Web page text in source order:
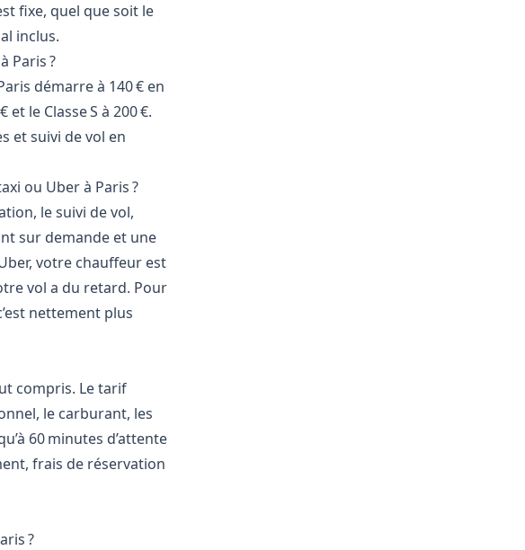
fixe, quel que soit le
inclus.
Paris ?
démarre à 140 € en
et le Classe S à 200 €.
et suivi de vol en
ou Uber à Paris ?
le suivi de vol,
sur demande et une
votre chauffeur est
vol a du retard. Pour
nettement plus
compris. Le tarif
le carburant, les
60 minutes d’attente
frais de réservation
?